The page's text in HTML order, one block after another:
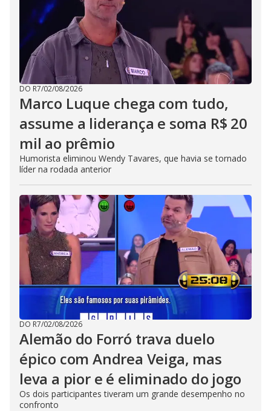
DO R7/02/08/2026
Marco Luque chega com tudo,
assume a liderança e soma R$ 20
mil ao prêmio
Humorista eliminou Wendy Tavares, que havia se tornado
líder na rodada anterior
DO R7/02/08/2026
Alemão do Forró trava duelo
épico com Andrea Veiga, mas
leva a pior e é eliminado do jogo
Os dois participantes tiveram um grande desempenho no
confronto